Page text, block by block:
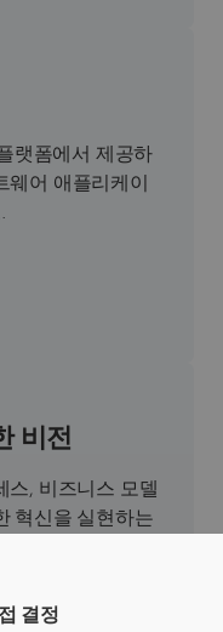
랫폼에서 제공하
어 애플리케이
비전
스, 비즈니스 모델
혁신을 실현하는
결정